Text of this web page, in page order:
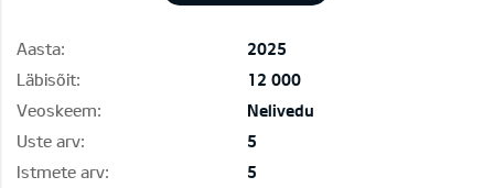
Aasta:
2025
Läbisõit:
12 000
Veoskeem:
Nelivedu
Uste arv:
5
Istmete arv:
5